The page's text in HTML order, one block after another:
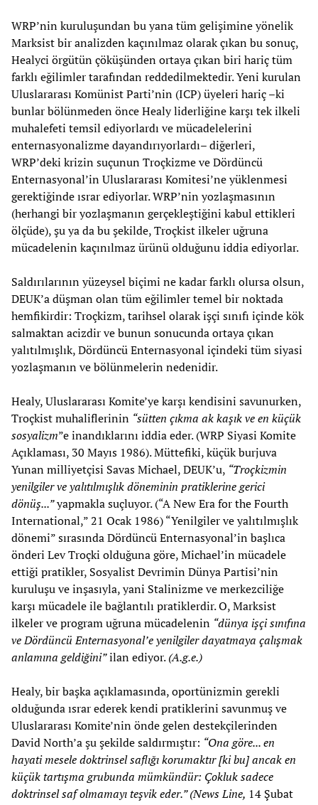
WRP’nin kuruluşundan bu yana tüm gelişimine yönelik
Marksist bir analizden kaçınılmaz olarak çıkan bu sonuç,
Healyci örgütün çöküşünden ortaya çıkan biri hariç tüm
farklı eğilimler tarafından reddedilmektedir. Yeni kurulan
Uluslararası Komünist Parti’nin (ICP) üyeleri hariç –ki
bunlar bölünmeden önce Healy liderliğine karşı tek ilkeli
muhalefeti temsil ediyorlardı ve mücadelelerini
enternasyonalizme dayandırıyorlardı– diğerleri,
WRP’deki krizin suçunun Troçkizme ve Dördüncü
Enternasyonal’in Uluslararası Komitesi’ne yüklenmesi
gerektiğinde ısrar ediyorlar. WRP’nin yozlaşmasının
(herhangi bir yozlaşmanın gerçekleştiğini kabul ettikleri
ölçüde), şu ya da bu şekilde, Troçkist ilkeler uğruna
mücadelenin kaçınılmaz ürünü olduğunu iddia ediyorlar.
Saldırılarının yüzeysel biçimi ne kadar farklı olursa olsun,
DEUK’a düşman olan tüm eğilimler temel bir noktada
hemfikirdir: Troçkizm, tarihsel olarak işçi sınıfı içinde kök
salmaktan acizdir ve bunun sonucunda ortaya çıkan
yalıtılmışlık, Dördüncü Enternasyonal içindeki tüm siyasi
yozlaşmanın ve bölünmelerin nedenidir.
Healy, Uluslararası Komite’ye karşı kendisini savunurken,
Troçkist muhaliflerinin “sütten çıkma ak kaşık ve en küçük
sosyalizm”e inandıklarını iddia eder. (WRP Siyasi Komite
Açıklaması, 30 Mayıs 1986). Müttefiki, küçük burjuva
Yunan milliyetçisi Savas Michael, DEUK’u, “Troçkizmin
yenilgiler ve yalıtılmışlık döneminin pratiklerine gerici
dönüş...”yapmakla suçluyor. (“A New Era for the Fourth
International,” 21 Ocak 1986) “Yenilgiler ve yalıtılmışlık
dönemi” sırasında Dördüncü Enternasyonal’in başlıca
önderi Lev Troçki olduğuna göre, Michael’in mücadele
ettiği pratikler, Sosyalist Devrimin Dünya Partisi’nin
kuruluşu ve inşasıyla, yani Stalinizme ve merkezciliğe
karşı mücadele ile bağlantılı pratiklerdir. O, Marksist
ilkeler ve program uğruna mücadelenin “dünya işçi sınıfına
ve Dördüncü Enternasyonal’e yenilgiler dayatmaya çalışmak
anlamına geldiğini”ilan ediyor.(A.g.e.)
Healy, bir başka açıklamasında, oportünizmin gerekli
olduğunda ısrar ederek kendi pratiklerini savunmuş ve
Uluslararası Komite’nin önde gelen destekçilerinden
David North’a şu şekilde saldırmıştır: “Ona göre... en
hayati mesele doktrinsel saflığı korumaktır [ki bu] ancak en
küçük tartışma grubunda mümkündür: Çokluk sadece
doktrinsel saf olmamayı teşvik eder.” (News Line, 14 Şubat